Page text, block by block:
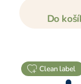
Do
clean label